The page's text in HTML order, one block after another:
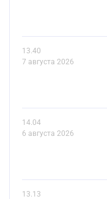
13.40
7 августа 2026
14.04
6 августа 2026
13.13